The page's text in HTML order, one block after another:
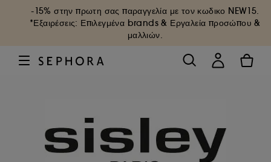
-15% στην πρωτη σας παραγγελία με τον κωδικο NEW15.
*Εξαιρέσεις: Επιλεγμένα brands & Εργαλεία προσώπου &
μαλλιών.